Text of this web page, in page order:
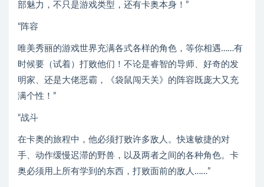
部魅力，不只是游戏类型，还有卡奥本身！”
“阵容
唯美秀丽的游戏世界充满各式各样的角色，等你相遇……有
时候要（试着）打败他们！不论是睿智的导师、好奇的发
明家、还是大佬恶霸，《袋鼠闯天关》的阵容既庞大又充
满个性！”
“战斗
在卡奥的旅程中，他必须打败许多敌人。快速敏捷的对
手、动作缓慢迟滞的野兽，以及两者之间的各种角色。卡
奥必须用上所有学到的东西，打败面前的敌人……”